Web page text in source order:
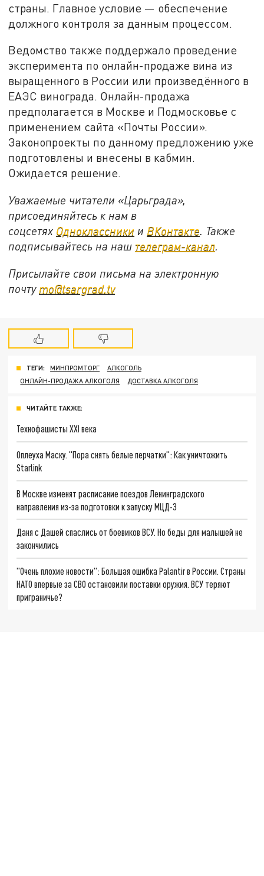
страны. Главное условие — обеспечение
должного контроля за данным процессом.
Ведомство также поддержало проведение
эксперимента по онлайн-продаже вина из
выращенного в России или произведённого в
ЕАЭС винограда. Онлайн-продажа
предполагается в Москве и Подмосковье с
применением сайта «Почты России».
Законопроекты по данному предложению уже
подготовлены и внесены в кабмин.
Ожидается решение.
Уважаемые читатели «Царьграда»,
присоединяйтесь к нам в
соцсетях Одноклассники и ВКонтакте. Также
подписывайтесь на наш телеграм-канал.
Присылайте свои письма на электронную
почту mo@tsargrad.tv
ТЕГИ: МИНПРОМТОРГ
АЛКОГОЛЬ
ОНЛАЙН-ПРОДАЖА АЛКОГОЛЯ
ДОСТАВКА АЛКОГОЛЯ
ЧИТАЙТЕ ТАКЖЕ:
Технофашисты XXI века
Оплеуха Маску. "Пора снять белые перчатки": Как уничтожить
Starlink
В Москве изменят расписание поездов Ленинградского
направления из-за подготовки к запуску МЦД-3
Даня с Дашей спаслись от боевиков ВСУ. Но беды для малышей не
закончились
"Очень плохие новости": Большая ошибка Palantir в России. Страны
НАТО впервые за СВО остановили поставки оружия. ВСУ теряют
приграничье?